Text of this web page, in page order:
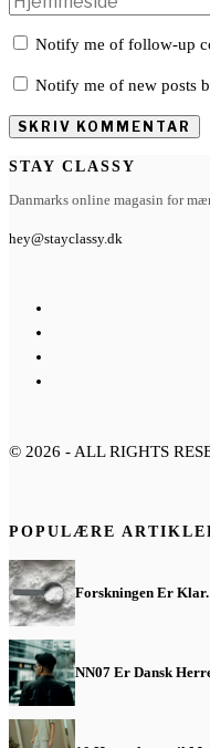
Notify me of follow-up
Notify me of new posts
STAY CLASSY
Danmarks online magasin for
hey@stayclassy.dk
© 2026 - ALL RIGHTS
POPULÆRE
Forskningen Er
NN07 Er Dansk